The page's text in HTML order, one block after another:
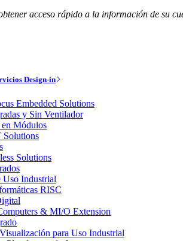
acceso rápido a la información de su
Design-in
Embedded Solutions
y Sin Ventilador
en Módulos
Solutions
Solutions
Uso Industrial
RISC
& MI/O Extension
para Uso Industrial